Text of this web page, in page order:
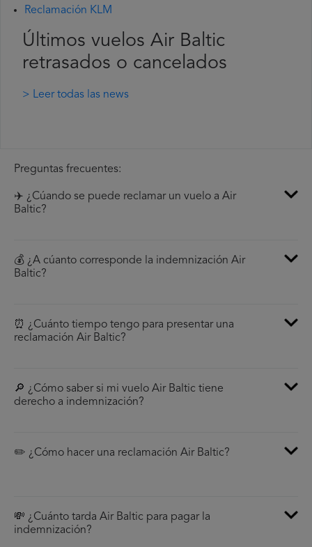
Reclamación KLM
Últimos vuelos Air Baltic
retrasados o cancelados
> Leer todas las news
Preguntas frecuentes:
✈️ ¿Cúando se puede reclamar un vuelo a Air
Baltic?
💰 ¿A cúanto corresponde la indemnización Air
Baltic?
⏰ ¿Cuánto tiempo tengo para presentar una
reclamación Air Baltic?
🔎 ¿Cómo saber si mi vuelo Air Baltic tiene
derecho a indemnización?
✏️ ¿Cómo hacer una reclamación Air Baltic?
💸 ¿Cuánto tarda Air Baltic para pagar la
indemnización?